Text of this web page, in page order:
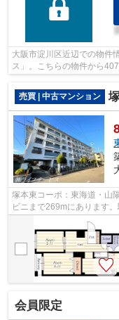
大阪市淀川区近辺での物件
ス」。こちらの物件から
ります。淀川新高郵便局ま
売買 | 中古マンション
塚本東コーポ：東海道・山
ビニまで269mにあります
件です。中古でありながら
会員限定